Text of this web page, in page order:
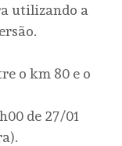
utilizando a
o km 80 e o
de 27/01